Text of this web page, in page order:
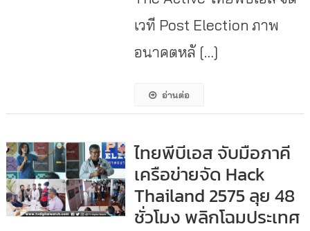
เวที Post Election ภาพ
อนาคตหลั […]
อ่านต่อ
ไทยพีบีเอส จับมือภาคี
เครือข่ายจัด Hack
Thailand 2575 ลุย 48
ชั่วโมง พลิกโฉมประเทศ